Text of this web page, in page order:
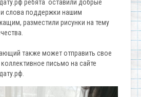
ребята оставили добрые
слова поддержки нашим
разместили рисунки на тему
также может отправить свое
письмо на сайте